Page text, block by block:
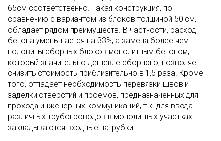
65см соответственно. Такая конструкция, по
сравнению с вариантом из блоков толщиной 50 см,
обладает рядом преимуществ. В частности, расход
бетона уменьшается на 33%, а замена более чем
половины сборных блоков монолитным бетоном,
который значительно дешевле сборного, позволяет
снизить стоимость приблизительно в 1,5 раза. Кроме
того, отпадает необходимость перевязки швов и
заделки отверстий и проемов, предназначенных для
прохода инженерных коммуникаций, т.к. для ввода
различных трубопроводов в монолитных участках
закладываются входные патрубки.